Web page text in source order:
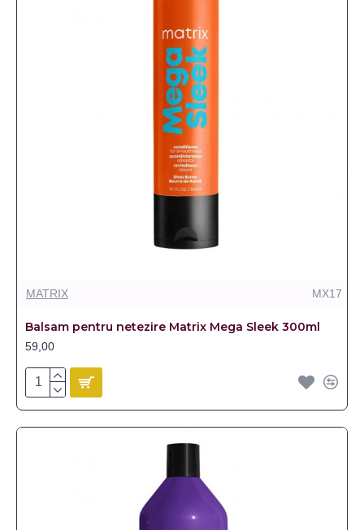
MATRIX MX17
Balsam pentru netezire Matrix Mega Sleek 300ml
59,00